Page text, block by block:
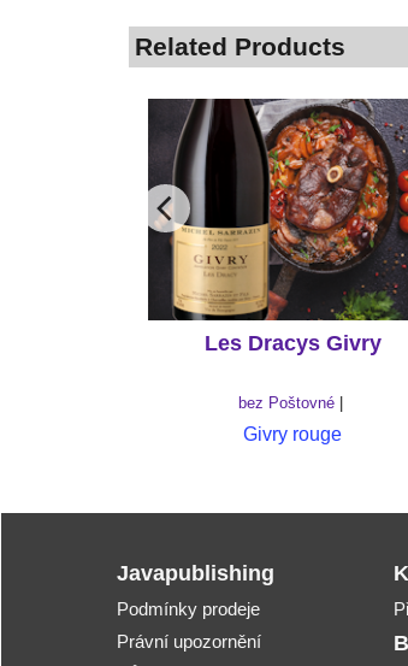
Related Products
Les Dracys Givry
bez Poštovné
Givry rouge
Javapublishing
Podmínky prodeje
Právní upozornění